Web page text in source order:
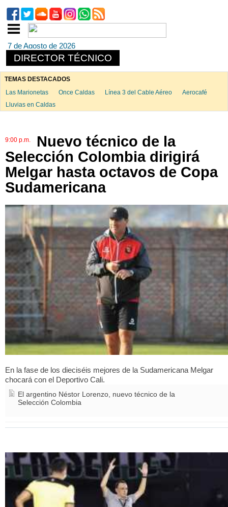
7 de Agosto de 2026
DIRECTOR TÉCNICO
TEMAS DESTACADOS
Las Marionetas
Once Caldas Línea 3 del Cable Aéreo
Aerocafé
Lluvias en Caldas
9:00 p.m.
Nuevo técnico de la
Selección Colombia dirigirá
Melgar hasta octavos de Copa
Sudamericana
En la fase de los dieciséis mejores de la Sudamericana Melgar
chocará con el Deportivo Cali.
El argentino Néstor Lorenzo, nuevo técnico de la
Selección Colombia